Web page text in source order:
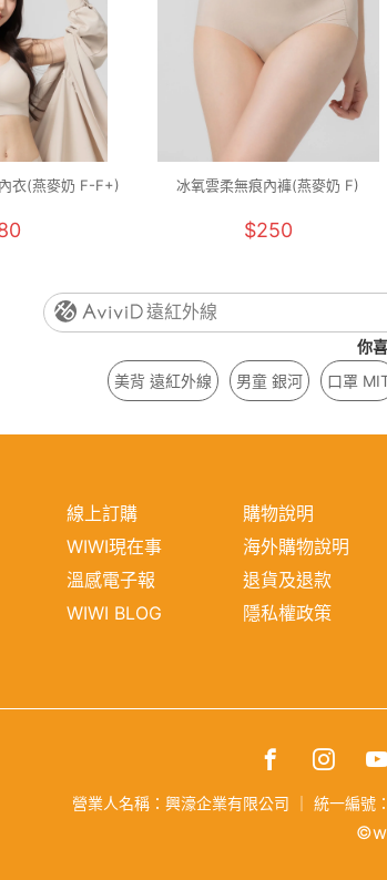
衣(燕麥奶 F-F+) 冰氧雲柔無痕內褲(燕麥奶 F)
$250
遠紅外線
你
美背 遠紅外線
男童 銀河 口罩
線上訂購
WIWI現在事
溫感電子報
WIWI BLOG
購物說明
海外購物說明
退貨及退款
隱私權政策
營業人名稱：興濠企業有限公司 統一編號